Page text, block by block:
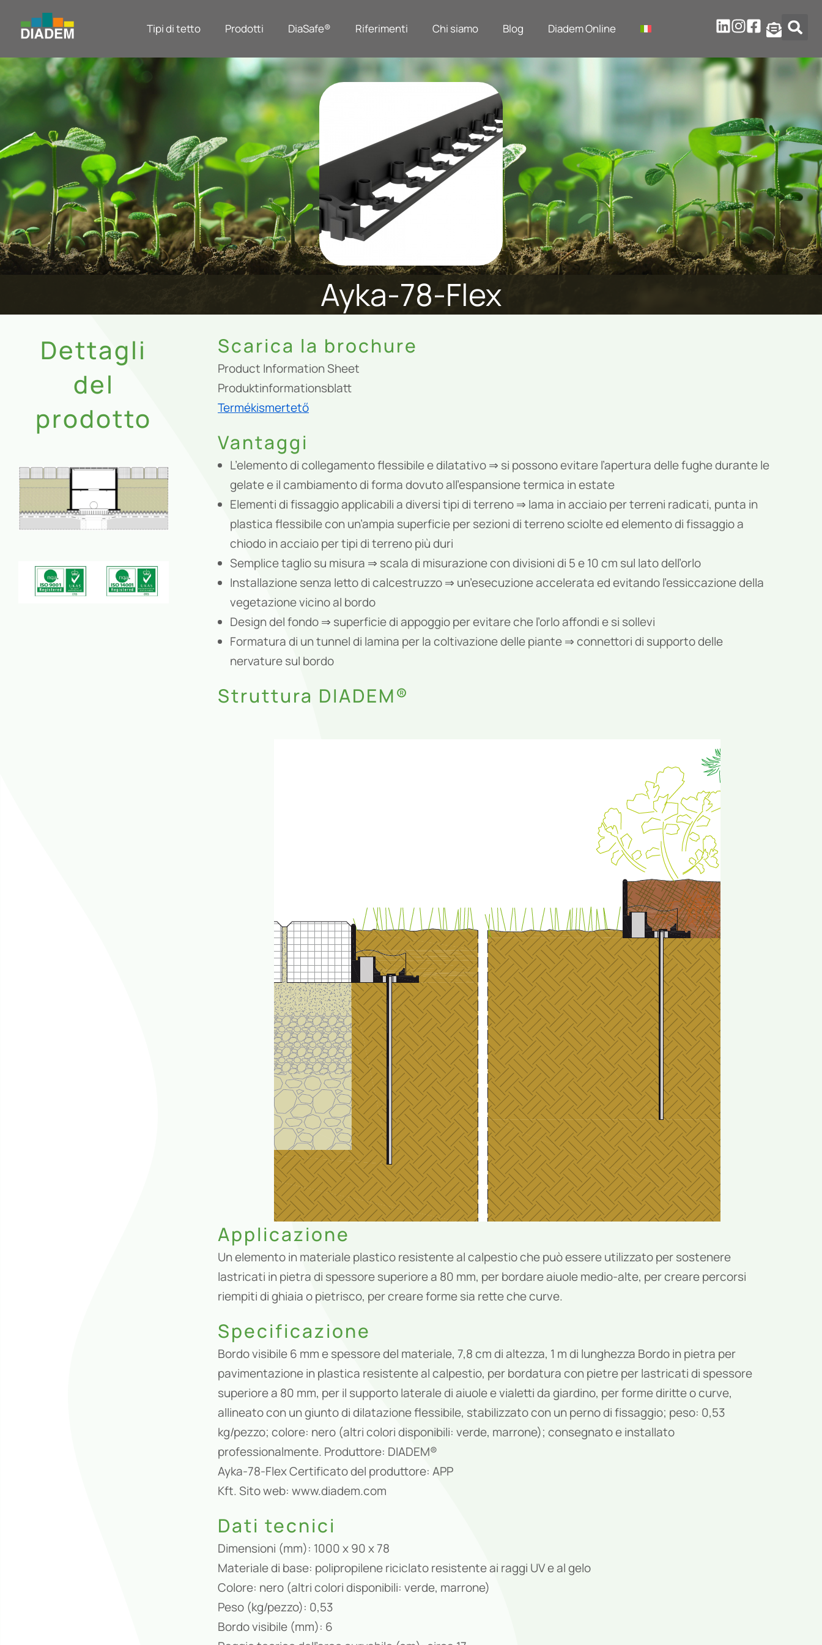
Tipi di tetto Prodotti DiaSafe® Riferimenti Chi siamo Blog Diadem Online
Ayka-78-Flex
Dettagli
del
prodotto
Scarica la brochure
Product Information Sheet
Produktinformationsblatt
Termékismertető
Vantaggi
L’elemento di collegamento flessibile e dilatativo ⇒ si possono evitare l’apertura delle fughe durante le
gelate e il cambiamento di forma dovuto all’espansione termica in estate
Elementi di fissaggio applicabili a diversi tipi di terreno ⇒ lama in acciaio per terreni radicati, punta in
plastica flessibile con un’ampia superficie per sezioni di terreno sciolte ed elemento di fissaggio a
chiodo in acciaio per tipi di terreno più duri
Semplice taglio su misura ⇒ scala di misurazione con divisioni di 5 e 10 cm sul lato dell’orlo
Installazione senza letto di calcestruzzo ⇒ un’esecuzione accelerata ed evitando l’essiccazione della
vegetazione vicino al bordo
Design del fondo ⇒ superficie di appoggio per evitare che l’orlo affondi e si sollevi
Formatura di un tunnel di lamina per la coltivazione delle piante ⇒ connettori di supporto delle
nervature sul bordo
Struttura DIADEM®
Applicazione
Un elemento in materiale plastico resistente al calpestio che può essere utilizzato per sostenere
lastricati in pietra di spessore superiore a 80 mm, per bordare aiuole medio-alte, per creare percorsi
riempiti di ghiaia o pietrisco, per creare forme sia rette che curve.
Specificazione
Bordo visibile 6 mm e spessore del materiale, 7,8 cm di altezza, 1 m di lunghezza Bordo in pietra per
pavimentazione in plastica resistente al calpestio, per bordatura con pietre per lastricati di spessore
superiore a 80 mm, per il supporto laterale di aiuole e vialetti da giardino, per forme diritte o curve,
allineato con un giunto di dilatazione flessibile, stabilizzato con un perno di fissaggio; peso: 0,53
kg/pezzo; colore: nero (altri colori disponibili: verde, marrone); consegnato e installato
professionalmente. Produttore: DIADEM®
Ayka-78-Flex Certificato del produttore: APP
Kft. Sito web: www.diadem.com
Dati tecnici
Dimensioni (mm): 1000 x 90 x 78
Materiale di base: polipropilene riciclato resistente ai raggi UV e al gelo
Colore: nero (altri colori disponibili: verde, marrone)
Peso (kg/pezzo): 0,53
Bordo visibile (mm): 6